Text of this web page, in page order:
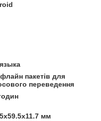
пакетів для
переведення
мм